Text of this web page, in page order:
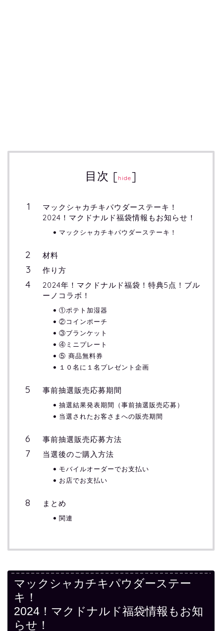
目次 [hide]
マックシャカチキパウダーステーキ！
2024！マクドナルド福袋情報もお知らせ！
マックシャカチキパウダーステーキ！
材料
作り方
2024年！マクドナルド福袋！特典5点！ブル
ーノコラボ！
①ポテト加湿器
②コインポーチ
③ブランケット
④ミニプレート
⑤ 商品無料券
１０名に１名プレゼント企画
事前抽選販売応募期間
抽選結果発表期間（事前抽選販売応募）
当選されたお客さまへの販売期間
事前抽選販売応募方法
当選後のご購入方法
モバイルオーダーでお支払い
お店でお支払い
まとめ
関連
マックシャカチキパウダーステー
キ！
2024！マクドナルド福袋情報もお知
らせ！